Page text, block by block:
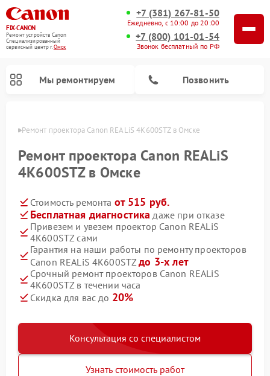
FIX-CANON
Ремонт устройств Canon
Специализированный
cервисный центр г.Омск
+7 (381) 267-81-50
Ежедневно, с 10:00 до 20:00
+7 (800) 101-01-54
Звонок бесплатный по РФ
Мы ремонтируем Позвонить
Ремонт проектора Canon REALiS 4K600STZ в Омске
Ремонт проектора Canon REALiS
4K600STZ в Омске
Стоимость ремонта от 515 руб.
Бесплатная диагностика даже при отказе
Привезем и увезем проектор Canon REALiS
4K600STZ сами
Гарантия на наши работы по ремонту проекторов
Canon REALiS 4K600STZдо 3-х лет
Срочный ремонт проекторов Canon REALiS
4K600STZ в течении часа
Скидка для вас до 20%
Консультация со специалистом
Узнать стоимость работ